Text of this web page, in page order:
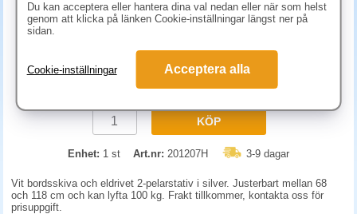
12777.50 kr (inkl. moms)
KÖP
Enhet: 1 st Art.nr: 201207H 3-9 dagar
Vit bordsskiva och eldrivet 2-pelarstativ i silver. Justerbart mellan 68
och 118 cm och kan lyfta 100 kg. Frakt tillkommer, kontakta oss för
prisuppgift.
Du kan acceptera eller hantera dina val nedan eller när som helst
genom att klicka på länken Cookie-inställningar längst ner på
sidan.
Cookie-inställningar Acceptera alla